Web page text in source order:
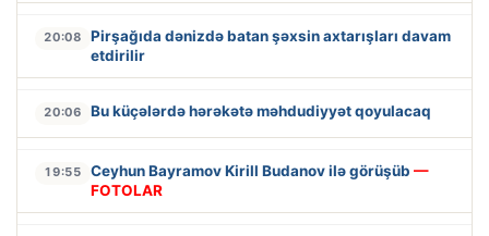
20:08
Pirşağıda dənizdə batan şəxsin axtarışları davam
etdirilir
20:06 Bu küçələrdə hərəkətə məhdudiyyət qoyulacaq
19:55 Ceyhun Bayramov Kirill Budanov ilə görüşüb —
FOTOLAR